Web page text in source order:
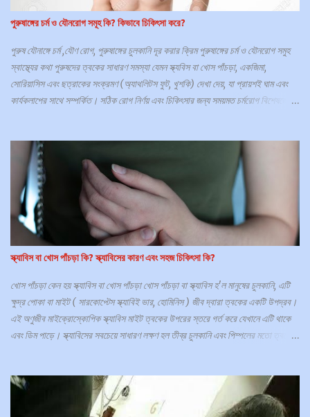
পুরুষাঙ্গের চর্ম ও যৌনরোগ সমূহ কি? কিভাবে চিকিৎসা করে?
পুরুষ যৌনাঙ্গে চর্ম ,যৌণ রোগ, পুরুষাঙ্গের চুলকানি দূর করার ক্রিম পুরুষাঙ্গের চর্ম ও যৌনরোগ সমুহ
স্বাস্থ্যের কথা পুরুষদের ত্বকের সাধারণ সমস্যা যেমন স্ক্যবিস বা খোস পাঁচড়া, একজিমা,
সোরিয়াসিস এবং ছত্রাকের সংক্রমণ (অ্যাথলিটস ফুট, খুশকি) দেখা দেয়, যা প্রায়শই ঘাম এবং
কার্যকলাপের সাথে সম্পর্কিত। সঠিক রোগ নির্ণয় এবং চিকিৎসার জন্য সময়মত চর্মরোগ বিশেষজ্ঞের
সাহায্য চাইতে বিলম্ব হয়। যৌনাঙ্গের ত্বকের অবস্থা শরীরের অন্য কোথাও ত্বককে প্রভাবিত
করে এমন একটি সাধারণ ত্বকের অবস্থার অংশ হতে পারে (যেমন সোরিয়াসিস এবং একজিমা ) বা
যৌনাঙ্গের ত্বকের জন্য নির্দিষ্ট হতে পারে (যেমন লাইকেন স্ক্লেরোসাস)। যৌনাঙ্গের চর্মরোগ
বেশিরভাগ ই হলো একটি সংক্রমন, যা একজন রোগীকে শারীরিক ও মানসিকভাবে অসুস্থ করে
তোলে, যা ধীরে ধীরে একজনের সেক্স আপীল নষ্ট করে দেয়। ফলে সামাজিক ও পারিবারিক সমস্যা
সৃষ্টি হয়। কিছু শরীরব্যাপী ত্বকের রোগ যা পুরুষাঙ্গ...
স্ক্যাবিস বা খোস পাঁচড়া কি? স্ক্যাবিসের কারণ এবং সহজ চিকিৎসা কি?
খোস পাঁচড়া কেন হয় স্ক্যাবিস বা খোস পাঁচড়া খোস পাঁচড়া বা স্ক্যাবিস হ'ল মানুষের চুলকানি, এটি
ক্ষুদ্র পোকা বা মাইট ( সারকোপ্টেস স্ক্যাবিই ভার, হোমিনিস ) জীব দ্বারা ত্বকের একটি উপদ্রব।
এই অণুজীব মাইক্রোস্কোপিক স্ক্যাবিস মাইট ত্বকের উপরের স্তরে গর্ত করে যেখানে এটি থাকে
এবং ডিম পাড়ে। স্ক্যাবিসের সবচেয়ে সাধারণ লক্ষণ হল তীব্র চুলকানি এবং পিম্পলের মতো ত্বকের
পোকা বা মাইটসের বিরুদ্ধে সাবান দিয়ে হাত ধোয়াও অকার্যকর, এগুলি থেকে মুক্তি পাওয়ার
একমাত্র উপায় হল প্রেসক্রিপশন টপিকাল লোশন বা ট্যাবলেট। স্ক্যাবিস কি? স্ক্যাবিস হল একটি